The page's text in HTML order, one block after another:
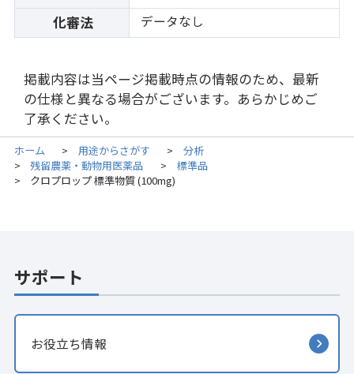
化審法 データなし
掲載内容は当ページ掲載時点の情報のため、最新
の仕様と異なる場合がございます。あらかじめご
了承ください。
ホーム > 用途からさがす > 分析
> 残留農薬・動物用医薬品 > 標準品
> クロプロップ 標準物質 (100mg)
サポート
お役立ち情報